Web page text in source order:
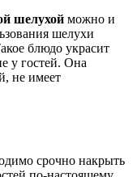
шелухой можно и
шелухи
блюдо украсит
у гостей. Она
не имеет
срочно накрыть